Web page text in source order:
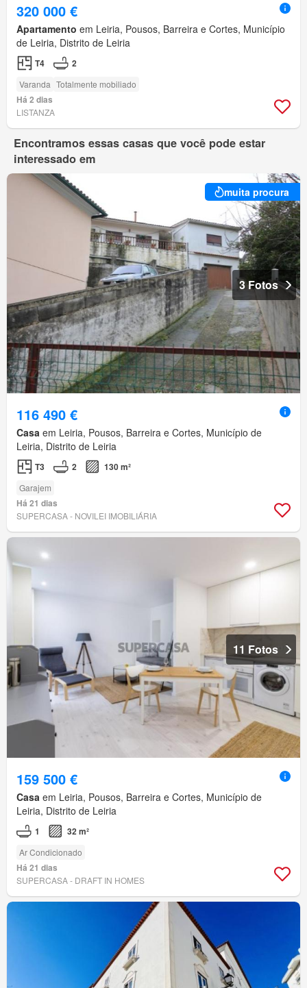
320 000 €
Apartamento em Leiria, Pousos, Barreira e Cortes, Município
de Leiria, Distrito de Leiria
T4 2
Varanda Totalmente mobiliado
Há 2 dias
LISTANZA
Encontramos essas casas que você pode estar
interessado em
muita procura
3 Fotos
116 490 €
Casa em Leiria, Pousos, Barreira e Cortes, Município de
Leiria, Distrito de Leiria
T3 2 130 m²
Garajem
Há 21 dias
SUPERCASA - NOVILEI IMOBILIÁRIA
11 Fotos
159 500 €
Casa em Leiria, Pousos, Barreira e Cortes, Município de
Leiria, Distrito de Leiria
1 32 m²
Ar Condicionado
Há 21 dias
SUPERCASA - DRAFT IN HOMES